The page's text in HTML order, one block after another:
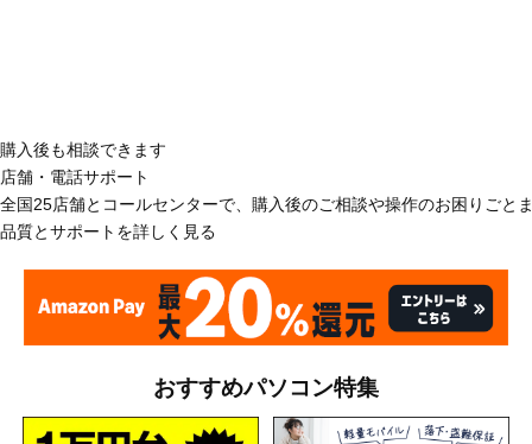
購入後も相談できます
店舗・電話サポート
全国25店舗とコールセンターで、購入後のご相談や操作のお困りごと
品質とサポートを詳しく見る
おすすめパソコン特集